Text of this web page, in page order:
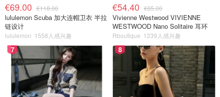
€69.00 €118.00
lululemon Scuba 加大连帽卫衣 半拉
链设计
lululemon 1558人感兴趣
€54.40 €85.00
Vivienne Westwood VIVIENNE
WESTWOOD Nano Solitaire 耳环
Rboutique 1239人感兴趣
7 8